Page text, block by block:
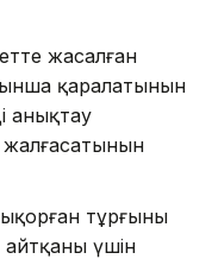
жасалған
қаралатынын
анықтау
тұрғыны
айтқаны үшін